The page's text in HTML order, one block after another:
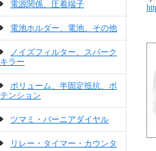
電源関係、圧着端子
電池ホルダー、電池、その他
ノイズフィルター、スパーク
キラー
ボリューム、半固定抵抗、ポ
テンション
ツマミ・バーニアダイヤル
リレー・タイマー・カウンタ